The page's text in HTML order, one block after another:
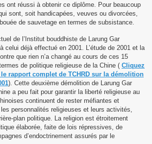
ont réussi à obtenir ce diplôme. Pour beaucoup
sont, soit handicapées, veuves ou divorcées,
de sauvetage en termes de subsistance.
de l’Institut bouddhiste de Larung Gar
celui déjà effectué en 2001. L’étude de 2001 et la
que rien n’a changé au cours de ces 15
de politique religieuse de la Chine ( Cliquez
rapport complet de TCHRD sur la démolition
). Cette deuxième démolition de Larung Gar
a peu fait pour garantir la liberté religieuse au
continuent de rester méfiantes et
personnalités religieuses et leurs activités,
plan politique. La religion est étroitement
élaborée, faite de lois répressives, de
d’endoctrinement assurés par le
et toujours"